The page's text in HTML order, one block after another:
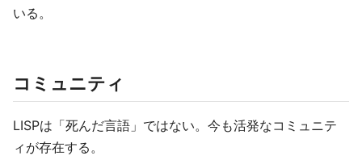
いる。
コミュニティ
LISPは「死んだ言語」ではない。今も活発なコミュニテ
ィが存在する。